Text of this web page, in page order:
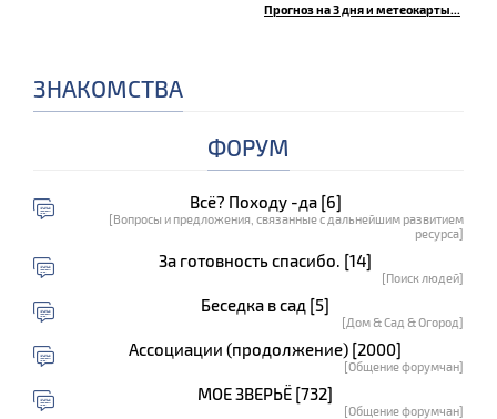
Прогноз на 3 дня и метеокарты...
ЗНАКОМСТВА
ФОРУМ
Всё? Походу -да [6]
[Вопросы и предложения, связанные с дальнейшим развитием
ресурса]
За готовность спасибо. [14]
[Поиск людей]
Беседка в сад [5]
[Дом & Сад & Огород]
Ассоциации (продолжение) [2000]
[Общение форумчан]
МОЕ ЗВЕРЬЁ [732]
[Общение форумчан]